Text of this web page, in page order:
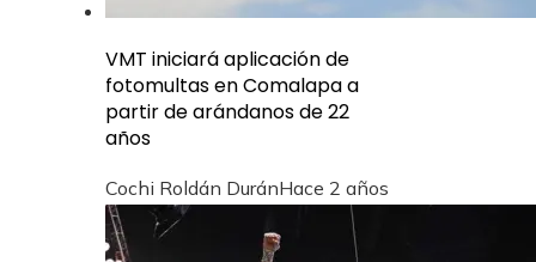
VMT iniciará aplicación de
fotomultas en Comalapa a
partir de arándanos de 22
años
Cochi Roldán DuránHace 2 años